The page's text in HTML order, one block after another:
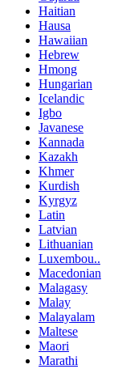
Haitian
Hausa
Hawaiian
Hebrew
Hmong
Hungarian
Icelandic
Igbo
Javanese
Kannada
Kazakh
Khmer
Kurdish
Kyrgyz
Latin
Latvian
Lithuanian
Luxembou..
Macedonian
Malagasy
Malay
Malayalam
Maltese
Maori
Marathi